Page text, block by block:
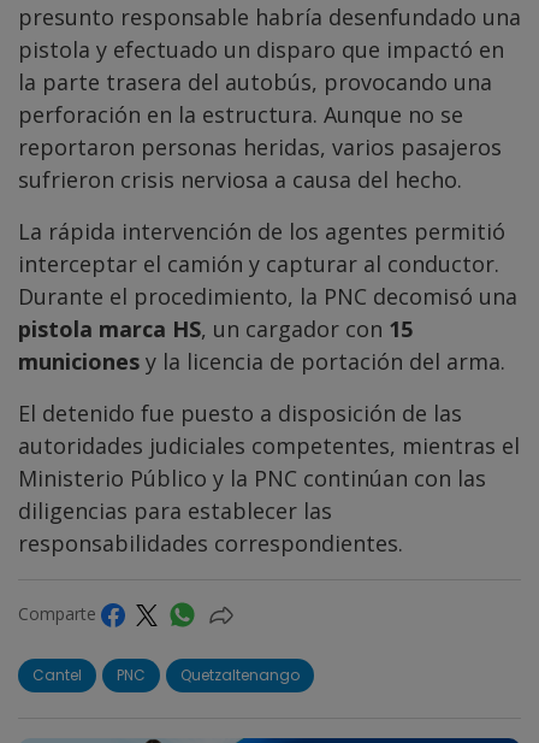
presunto responsable habría desenfundado una
pistola y efectuado un disparo que impactó en
la parte trasera del autobús, provocando una
perforación en la estructura. Aunque no se
reportaron personas heridas, varios pasajeros
sufrieron crisis nerviosa a causa del hecho.
La rápida intervención de los agentes permitió
interceptar el camión y capturar al conductor.
Durante el procedimiento, la PNC decomisó una
pistola marca HS, un cargador con 15
municiones y la licencia de portación del arma.
El detenido fue puesto a disposición de las
autoridades judiciales competentes, mientras el
Ministerio Público y la PNC continúan con las
diligencias para establecer las
responsabilidades correspondientes.
Comparte
Cantel PNC Quetzaltenango